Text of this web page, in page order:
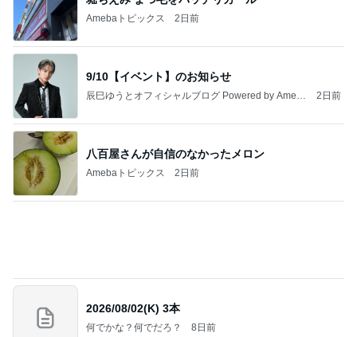
Amebaトピックス 2日前
9/10【イベント】のお知らせ
辰巳ゆうとオフィシャルブログ Powered by Ameb
a
2日前
八百屋さんが自信のなかったメロン
Amebaトピックス 2日前
2026/08/02(K) 3本
何でかな？何でだろ？ 8日前